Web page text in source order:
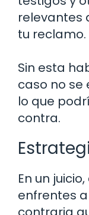
relevantes
tu reclamo.
Sin esta
caso no
lo que
contra.
En un
enfrentes